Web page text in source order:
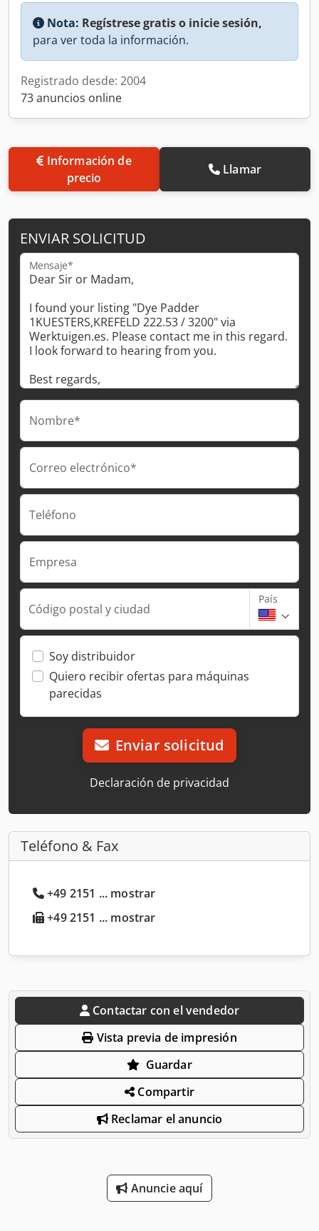
Nota: Regístrese gratis o inicie sesión,
para ver toda la información.
Registrado desde: 2004
73 anuncios online
precio
Llamar
ENVIAR SOLICITUD
Mensaje*
Nombre*
Correo electrónico*
Teléfono
Empresa
Código postal y ciudad
País
Soy distribuidor
Quiero recibir ofertas para máquinas
parecidas
Enviar solicitud
Declaración de privacidad
Teléfono & Fax
+49 2151 ... mostrar
+49 2151 ... mostrar
Contactar con el vendedor
Vista previa de impresión
Guardar
Compartir
Reclamar el anuncio
Anuncie aquí